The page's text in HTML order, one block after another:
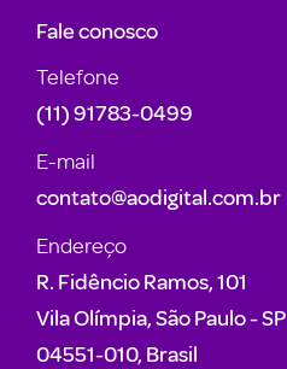
Fale conosco
Telefone
(11) 91783-0499
E-mail
contato@aodigital.com.br
Endereço
R. Fidêncio Ramos, 101
Vila Olímpia, São Paulo - SP
04551-010, Brasil